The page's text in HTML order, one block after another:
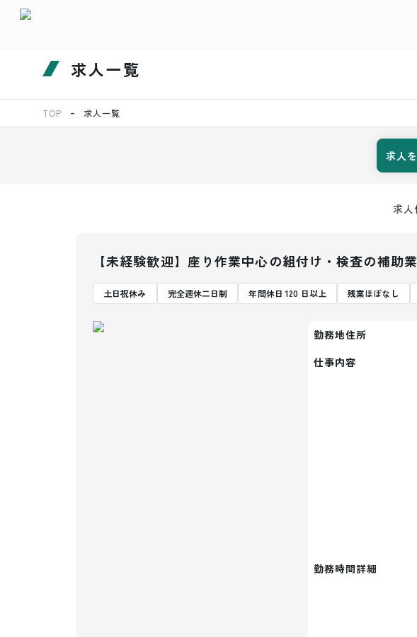
求人一覧
TOP 求人一覧
求人
求人
【未経験歓迎】座り作業中心の組付け・検査の補助
土日祝休み 完全週休二日制 年間休日 120 日以上 残業ほぼなし
勤務地住所
仕事内容
勤務時間詳細